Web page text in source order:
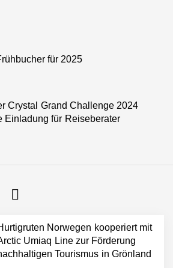
für 2025
Crystal Grand Challenge 2024
Einladung für Reiseberater
Norwegen kooperiert mit
Umiaq Line zur Förderung
Tourismus in Grönland